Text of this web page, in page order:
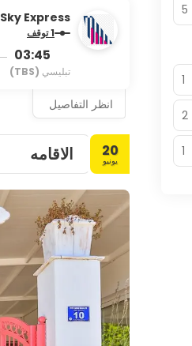
Sky Express
1 توقف
03:45
تبليسي (TBS)
انظر التفاصيل
20
يونيو الاقامه
5
1
2
1